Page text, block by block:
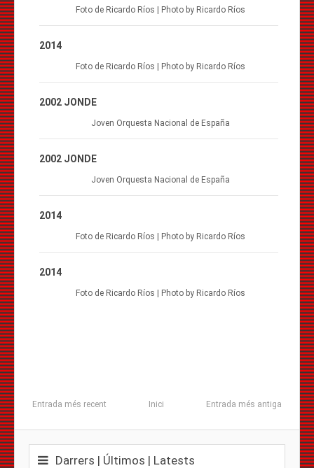
Foto de Ricardo Ríos | Photo by Ricardo Ríos
2014
Foto de Ricardo Ríos | Photo by Ricardo Ríos
2002 JONDE
Joven Orquesta Nacional de España
2002 JONDE
Joven Orquesta Nacional de España
2014
Foto de Ricardo Ríos | Photo by Ricardo Ríos
2014
Foto de Ricardo Ríos | Photo by Ricardo Ríos
Entrada més recent Entrada més antiga
Inici
Darrers | Últimos | Latests